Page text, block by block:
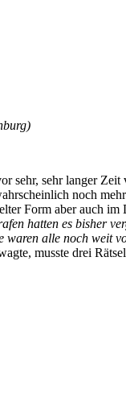
sehr langer
noch
Form aber auch im
hatten es bisher
alle noch weit
musste drei